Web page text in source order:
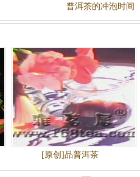
普洱茶的冲泡时间
[原创]品普洱茶